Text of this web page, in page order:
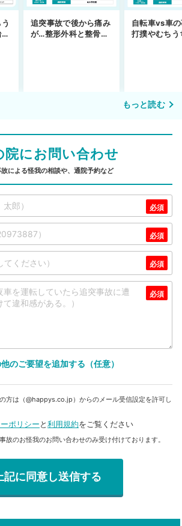
追突事故で後から痛み
が…整形外科と整骨院
自転車vs車
打撲やむちう
もっと読む
院にお問い合わせ
による怪我の相談や、通院予約など
のご要望を追加する（任意）
方は（@happys.co.jp）からのメール受信設定を許可し
ポリシーと利用規約をご覧ください
故のお怪我のお問い合わせのみ受け付けております。